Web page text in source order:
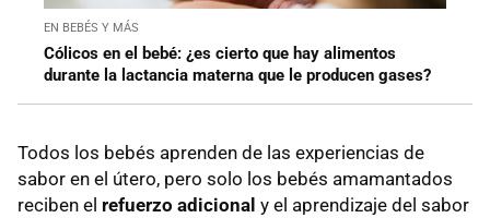
EN BEBÉS Y MÁS
Cólicos en el bebé: ¿es cierto que hay alimentos
durante la lactancia materna que le producen gases?
Todos los bebés aprenden de las experiencias de
sabor en el útero, pero solo los bebés amamantados
reciben el refuerzo adicional y el aprendizaje del sabor